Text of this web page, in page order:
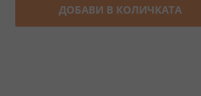
ДОБАВИ В КОЛИЧКАТА